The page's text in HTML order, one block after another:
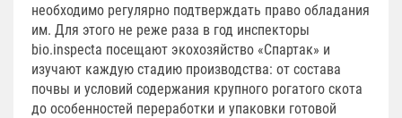
необходимо регулярно подтверждать право обладания
им. Для этого не реже раза в год инспекторы
bio.inspecta посещают экохозяйство «Спартак» и
изучают каждую стадию производства: от состава
почвы и условий содержания крупного рогатого скота
до особенностей переработки и упаковки готовой